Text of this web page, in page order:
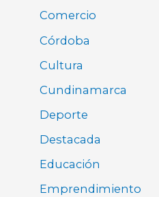
Comercio
Córdoba
Cultura
Cundinamarca
Deporte
Destacada
Educación
Emprendimiento